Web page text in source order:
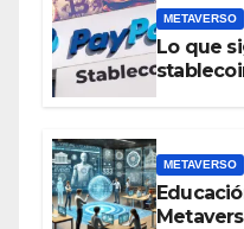
METAVERSO
Lo que
METAVERSO